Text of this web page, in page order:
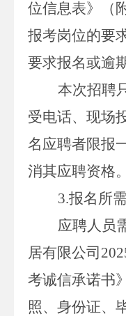
位信息表》（
报考岗位的要
要求报名或逾
本次招聘
受电话、现场
名应聘者限报
消其应聘资格。
3.报名所
应聘人员
居有限公司
考诚信承诺书
照、身份证、